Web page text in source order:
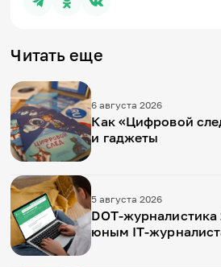
Читать еще
6 августа 2026
Как «Цифровой
и гаджеты
5 августа 2026
DOT-
юным IT-